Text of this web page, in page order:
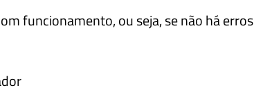
funcionamento, ou seja, se não há erros